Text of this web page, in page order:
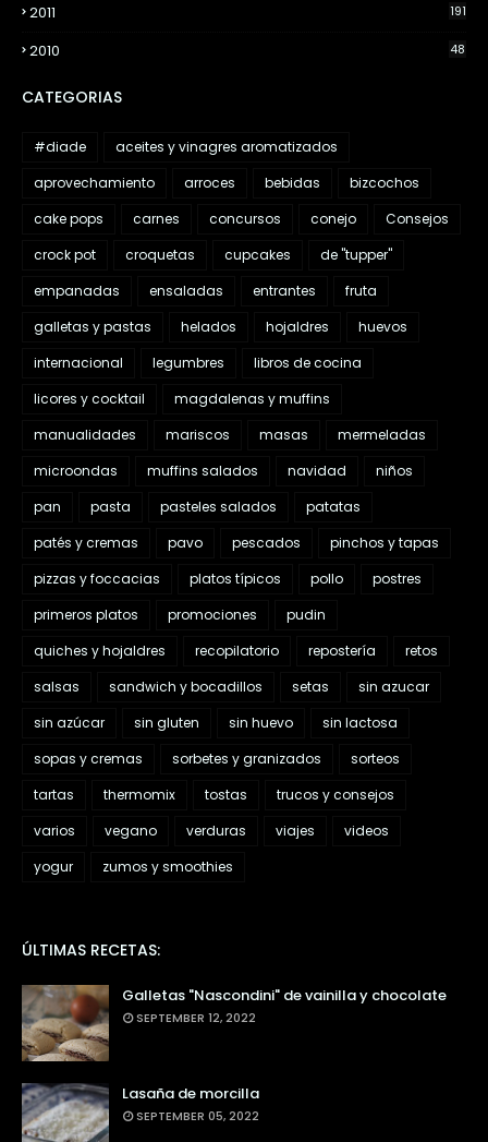
2011 191
2010 48
CATEGORIAS
#diade
aceites y vinagres aromatizados
aprovechamiento
arroces bebidas
bizcochos
cake pops
carnes concursos conejo
Consejos
crock pot
croquetas cupcakes
de "tupper"
empanadas
ensaladas entrantes
fruta
galletas y pastas
helados hojaldres
huevos
internacional
legumbres
libros de cocina
licores y cocktail
magdalenas y muffins
manualidades
mariscos masas
mermeladas
microondas
muffins salados navidad
niños
pan
pasta pasteles salados
patatas
patés y cremas
pavo pescados
pinchos y tapas
pizzas y foccacias
platos típicos pollo
postres
primeros platos
promociones
pudin
quiches y hojaldres
recopilatorio repostería
retos
salsas
sandwich y bocadillos setas
sin azucar
sin azúcar
sin gluten sin huevo
sin lactosa
sopas y cremas
sorbetes y granizados
sorteos
tartas
thermomix tostas
trucos y consejos
varios
vegano verduras viajes
videos
yogur
zumos y smoothies
ÚLTIMAS RECETAS:
Galletas "Nascondini" de vainilla y chocolate
SEPTEMBER 12, 2022
Lasaña de morcilla
SEPTEMBER 05, 2022